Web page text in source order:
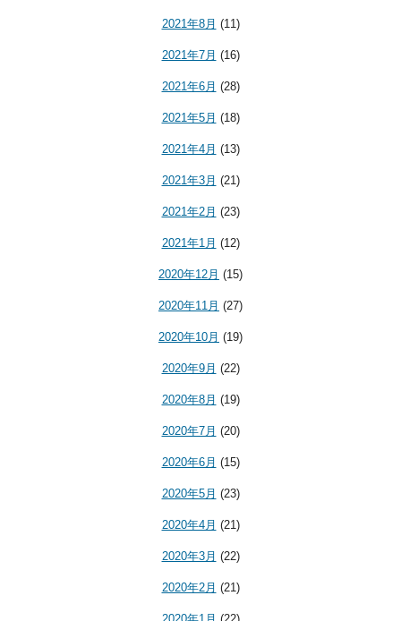
2021年8月 (11)
2021年7月 (16)
2021年6月 (28)
2021年5月 (18)
2021年4月 (13)
2021年3月 (21)
2021年2月 (23)
2021年1月 (12)
2020年12月 (15)
2020年11月 (27)
2020年10月 (19)
2020年9月 (22)
2020年8月 (19)
2020年7月 (20)
2020年6月 (15)
2020年5月 (23)
2020年4月 (21)
2020年3月 (22)
2020年2月 (21)